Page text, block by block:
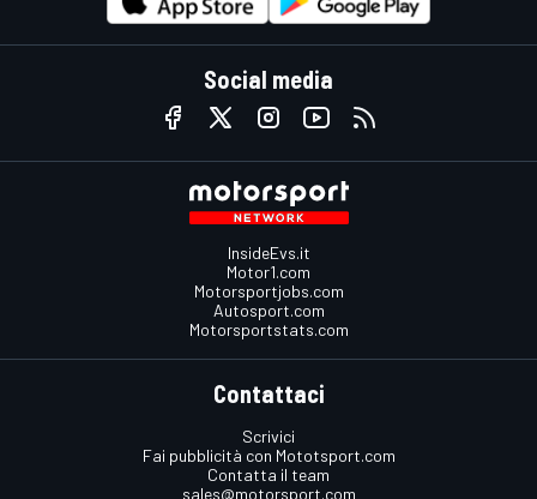
Social media
InsideEvs.it
Motor1.com
Motorsportjobs.com
Autosport.com
Motorsportstats.com
Contattaci
Scrivici
Fai pubblicità con Mototsport.com
Contatta il team
sales@motorsport.com